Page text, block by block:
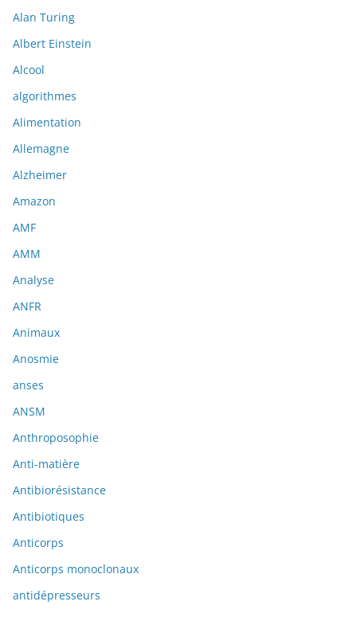
Alan Turing
Albert Einstein
Alcool
algorithmes
Alimentation
Allemagne
Alzheimer
Amazon
AMF
AMM
Analyse
ANFR
Animaux
Anosmie
anses
ANSM
Anthroposophie
Anti-matière
Antibiorésistance
Antibiotiques
Anticorps
Anticorps monoclonaux
antidépresseurs